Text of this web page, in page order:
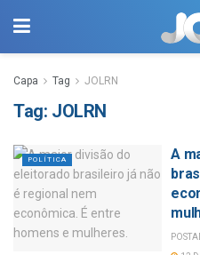
Capa Tag JOLRN
Tag: JOLRN
POLÍTICA
A